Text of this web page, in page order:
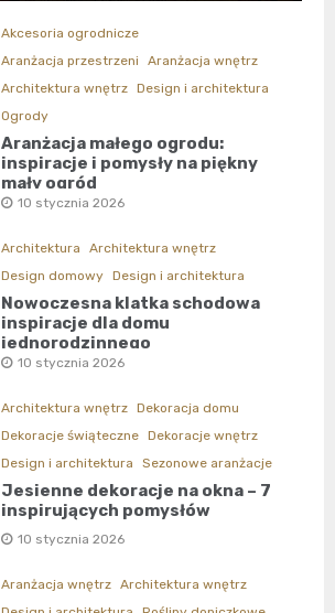
Akcesoria ogrodnicze
Aranżacja przestrzeni
Aranżacja wnętrz
Architektura wnętrz Design i architektura
Ogrody
Aranżacja małego ogrodu:
inspiracje i pomysły na piękny
mały ogród
10 stycznia 2026
Architektura
Architektura wnętrz
Design domowy Design i architektura
Nowoczesna klatka schodowa
inspiracje dla domu
jednorodzinnego
10 stycznia 2026
Architektura wnętrz Dekoracja domu
Dekoracje świąteczne Dekoracje wnętrz
Design i architektura
Sezonowe aranżacje
Jesienne dekoracje na okna – 7
inspirujących pomysłów
10 stycznia 2026
Aranżacja wnętrz Architektura wnętrz